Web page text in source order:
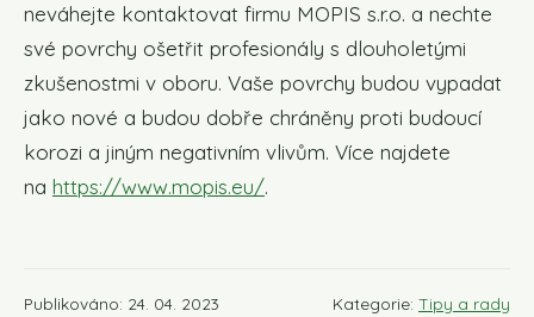
neváhejte kontaktovat firmu MOPIS s.r.o. a nechte
své povrchy ošetřit profesionály s dlouholetými
zkušenostmi v oboru. Vaše povrchy budou vypadat
jako nové a budou dobře chráněny proti budoucí
korozi a jiným negativním vlivům. Více najdete
na https://www.mopis.eu/.
Publikováno: 24. 04. 2023 Kategorie: Tipy a rady